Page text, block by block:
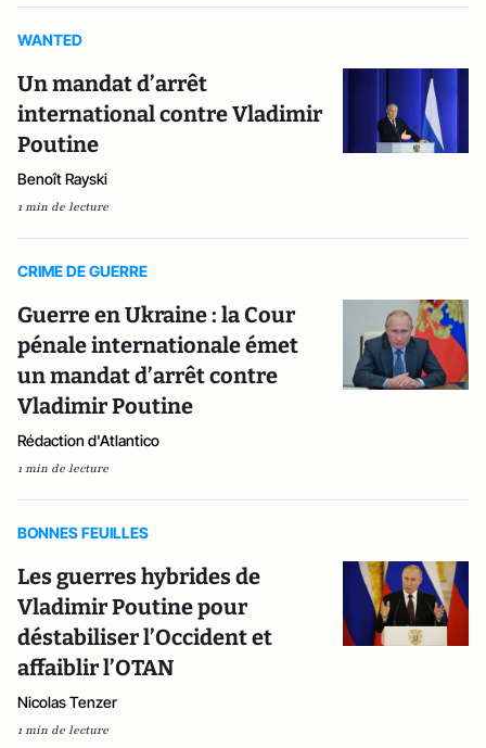
WANTED
Un mandat d’arrêt
international contre Vladimir
Poutine
Benoît Rayski
1 min de lecture
CRIME DE GUERRE
Guerre en Ukraine : la Cour
pénale internationale émet
un mandat d’arrêt contre
Vladimir Poutine
Rédaction d'Atlantico
1 min de lecture
BONNES FEUILLES
Les guerres hybrides de
Vladimir Poutine pour
déstabiliser l’Occident et
affaiblir l’OTAN
Nicolas Tenzer
1 min de lecture